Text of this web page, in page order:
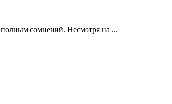
сомнений. Несмотря на ...